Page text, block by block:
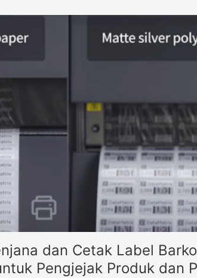
dan Cetak Label
Pengjejak Produk dan